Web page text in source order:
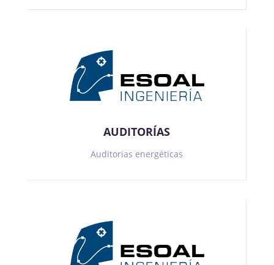
AUDITORÍAS
Auditorias energéticas